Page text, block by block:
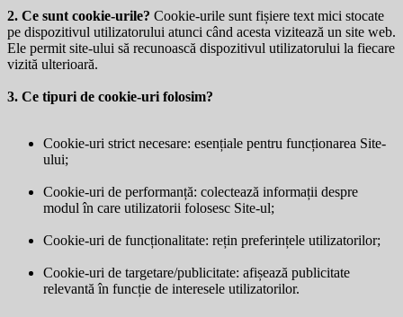
2. Ce sunt cookie-urile? Cookie-urile sunt fișiere text mici stocate
pe dispozitivul utilizatorului atunci când acesta vizitează un site web.
Ele permit site-ului să recunoască dispozitivul utilizatorului la fiecare
vizită ulterioară.
3. Ce tipuri de cookie-uri folosim?
Cookie-uri strict necesare: esențiale pentru funcționarea Site-
ului;
Cookie-uri de performanță: colectează informații despre
modul în care utilizatorii folosesc Site-ul;
Cookie-uri de funcționalitate: rețin preferințele utilizatorilor;
Cookie-uri de targetare/publicitate: afișează publicitate
relevantă în funcție de interesele utilizatorilor.